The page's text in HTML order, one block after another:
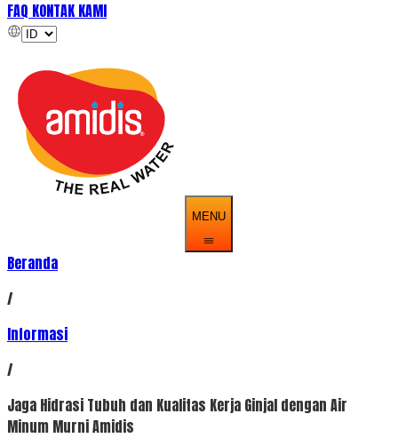
FAQ KONTAK KAMI
MENU
Beranda
/
Informasi
/
Jaga Hidrasi Tubuh dan Kualitas Kerja Ginjal dengan Air
Minum Murni Amidis